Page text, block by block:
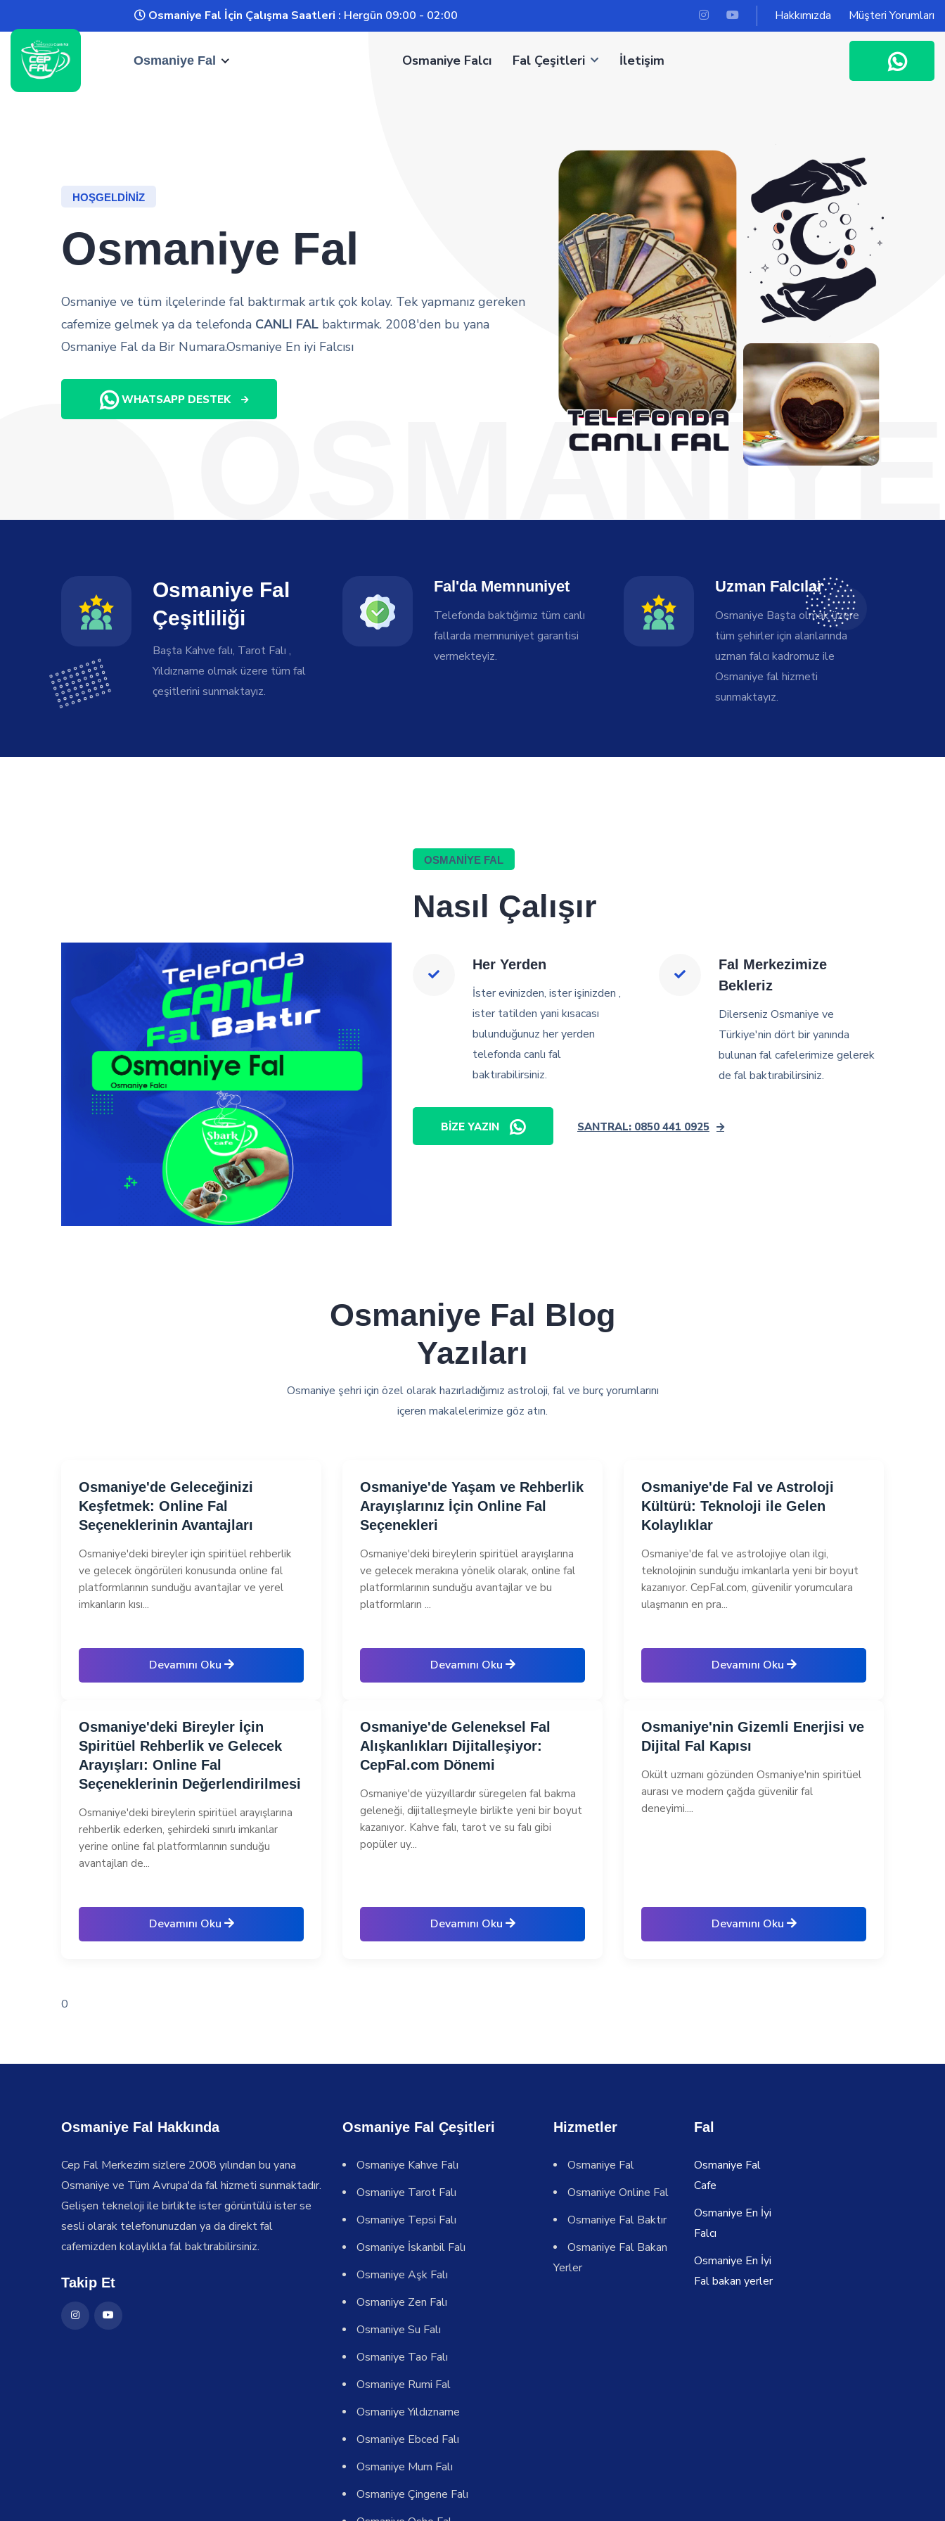
Osmaniye Fal İçin Çalışma Saatleri : Hergün 09:00 - 02:00 Hakkımızda Müşteri Yorumları
Osmaniye Fal Osmaniye Falcı Fal Çeşitleri İletişim
HOŞGELDINIZ
Osmaniye Fal
Osmaniye ve tüm ilçelerinde fal baktırmak artık çok kolay. Tek yapmanız gereken
cafemize gelmek ya da telefonda CANLI FAL baktırmak. 2008'den bu yana
Osmaniye Fal da Bir Numara.Osmaniye En iyi Falcısı
WHATSAPP DESTEKOSMANIYE
Osmaniye Fal
Çeşitliliği
Başta Kahve falı, Tarot Falı ,
Yıldızname olmak üzere tüm fal
çeşitlerini sunmaktayız.
Fal'da Memnuniyet
Telefonda baktığımız tüm canlı
fallarda memnuniyet garantisi
vermekteyiz.
Uzman Falcılar
Osmaniye Başta olmak üzere
tüm şehirler için alanlarında
uzman falcı kadromuz ile
Osmaniye fal hizmeti
sunmaktayız.
OSMANIYE FAL
Nasıl Çalışır
Her Yerden
İster evinizden, ister işinizden ,
ister tatilden yani kısacası
bulunduğunuz her yerden
telefonda canlı fal
baktırabilirsiniz.
Fal Merkezimize
Bekleriz
Dilerseniz Osmaniye ve
Türkiye'nin dört bir yanında
bulunan fal cafelerimize gelerek
de fal baktırabilirsiniz.
BIZE YAZIN SANTRAL: 0850 441 0925
Osmaniye Fal Blog
Yazıları
Osmaniye şehri için özel olarak hazırladığımız astroloji, fal ve burç yorumlarını
içeren makalelerimize göz atın.
Osmaniye'de Geleceğinizi
Keşfetmek: Online Fal
Seçeneklerinin Avantajları
Osmaniye'deki bireyler için spiritüel rehberlik
ve gelecek öngörüleri konusunda online fal
platformlarının sunduğu avantajlar ve yerel
imkanların kısı...
Devamını Oku
Osmaniye'de Yaşam ve Rehberlik
Arayışlarınız İçin Online Fal
Seçenekleri
Osmaniye'deki bireylerin spiritüel arayışlarına
ve gelecek merakına yönelik olarak, online fal
platformlarının sunduğu avantajlar ve bu
platformların ...
Devamını Oku
Osmaniye'de Fal ve Astroloji
Kültürü: Teknoloji ile Gelen
Kolaylıklar
Osmaniye'de fal ve astrolojiye olan ilgi,
teknolojinin sunduğu imkanlarla yeni bir boyut
kazanıyor. CepFal.com, güvenilir yorumculara
ulaşmanın en pra...
Devamını Oku
Osmaniye'deki Bireyler İçin
Spiritüel Rehberlik ve Gelecek
Arayışları: Online Fal
Seçeneklerinin Değerlendirilmesi
Osmaniye'deki bireylerin spiritüel arayışlarına
rehberlik ederken, şehirdeki sınırlı imkanlar
yerine online fal platformlarının sunduğu
avantajları de...
Devamını Oku
Osmaniye'de Geleneksel Fal
Alışkanlıkları Dijitalleşiyor:
CepFal.com Dönemi
Osmaniye'de yüzyıllardır süregelen fal bakma
geleneği, dijitalleşmeyle birlikte yeni bir boyut
kazanıyor. Kahve falı, tarot ve su falı gibi
popüler uy...
Devamını Oku
Osmaniye'nin Gizemli Enerjisi ve
Dijital Fal Kapısı
Okült uzmanı gözünden Osmaniye'nin spiritüel
aurası ve modern çağda güvenilir fal
deneyimi....
Devamını Oku
0
Osmaniye Fal Hakkında
Cep Fal Merkezim sizlere 2008 yılından bu yana
Osmaniye ve Tüm Avrupa'da fal hizmeti sunmaktadır.
Gelişen tekneloji ile birlikte ister görüntülü ister se
sesli olarak telefonunuzdan ya da direkt fal
cafemizden kolaylıkla fal baktırabilirsiniz.
Takip Et
Osmaniye Fal Çeşitleri
Osmaniye Kahve Falı
Osmaniye Tarot Falı
Osmaniye Tepsi Falı
Osmaniye İskanbil Falı
Osmaniye Aşk Falı
Osmaniye Zen Falı
Osmaniye Su Falı
Osmaniye Tao Falı
Osmaniye Rumi Fal
Osmaniye Yıldızname
Osmaniye Ebced Falı
Osmaniye Mum Falı
Osmaniye Çingene Falı
Hizmetler
Osmaniye Fal
Osmaniye Online Fal
Osmaniye Fal Baktır
Osmaniye Fal Bakan
Yerler
Fal
Osmaniye Fal
Cafe
Osmaniye En İyi
Falcı
Osmaniye En İyi
Fal bakan yerler